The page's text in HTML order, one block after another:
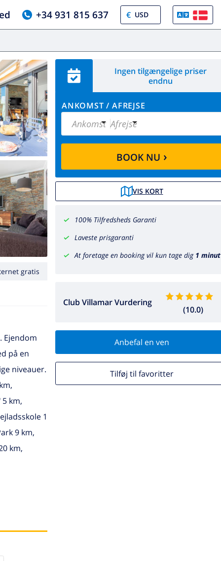
+34 931 815 637 €
Ingen tilgængelige priser
endnu
ANKOMST / AFREJSE
Ankomst Afrejse
BOOK NU ›
VIS KORT
100% Tilfredsheds Garanti
Laveste prisgaranti
At foretage en booking vil kun tage dig 1 minut
Club Villamar Vurdering
(10.0)
Anbefal en ven
Tilføj til favoritter
gratis
Ejendom
på en
niveauer.
km,
1
9 km,
km,